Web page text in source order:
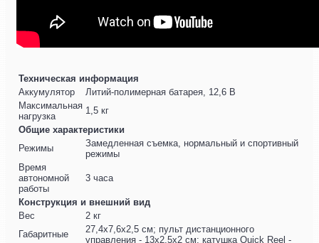
Техническая информация
Аккумулятор
Литий-полимерная батарея, 12,6 В
Максимальная
нагрузка
1,5 кг
Общие характеристики
Режимы
Замедленная съемка, нормальный и спортивный
режимы
Время
автономной
работы
3 часа
Конструкция и внешний вид
Вес
2 кг
Габаритные
27,4x7,6x2,5 см; пульт дистанционного
управления - 13x2,5x2 см; катушка Quick Reel -